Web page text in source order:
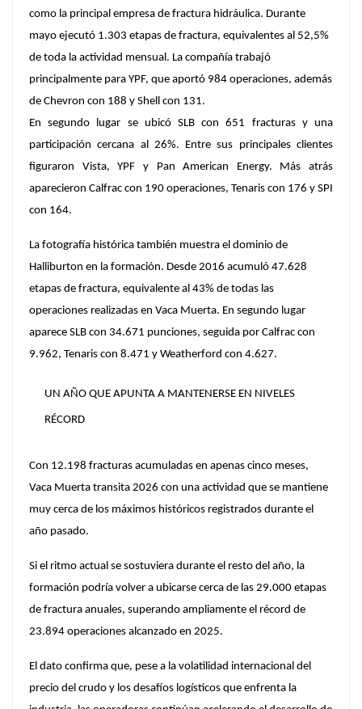
como la principal empresa de fractura hidráulica. Durante
mayo ejecutó 1.303 etapas de fractura, equivalentes al 52,5%
de toda la actividad mensual. La compañía trabajó
principalmente para YPF, que aportó 984 operaciones, además
de Chevron con 188 y Shell con 131.
En segundo lugar se ubicó SLB con 651 fracturas y una
participación cercana al 26%. Entre sus principales clientes
figuraron Vista, YPF y Pan American Energy. Más atrás
aparecieron Calfrac con 190 operaciones, Tenaris con 176 y SPI
con 164.
La fotografía histórica también muestra el dominio de
Halliburton en la formación. Desde 2016 acumuló 47.628
etapas de fractura, equivalente al 43% de todas las
operaciones realizadas en Vaca Muerta. En segundo lugar
aparece SLB con 34.671 punciones, seguida por Calfrac con
9.962, Tenaris con 8.471 y Weatherford con 4.627.
UN AÑO QUE APUNTA A MANTENERSE EN NIVELES
RÉCORD
Con 12.198 fracturas acumuladas en apenas cinco meses,
Vaca Muerta transita 2026 con una actividad que se mantiene
muy cerca de los máximos históricos registrados durante el
año pasado.
Si el ritmo actual se sostuviera durante el resto del año, la
formación podría volver a ubicarse cerca de las 29.000 etapas
de fractura anuales, superando ampliamente el récord de
23.894 operaciones alcanzado en 2025.
El dato confirma que, pese a la volatilidad internacional del
precio del crudo y los desafíos logísticos que enfrenta la